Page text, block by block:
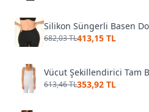
682,03 TL413,15 TL
613,46 TL353,92 TL